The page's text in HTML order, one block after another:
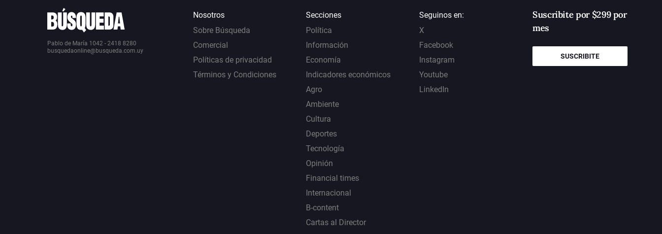
Pablo de María 1042 - 2418 8280
busquedaonline@busqueda.com.uy
Nosotros
Sobre Búsqueda
Comercial
Políticas de privacidad
Términos y Condiciones
Secciones
Política
Información
Economía
Indicadores económicos
Agro
Ambiente
Cultura
Deportes
Tecnología
Opinión
Financial times
Internacional
B-content
Cartas al Director
Seguinos en:
X
Facebook
Instagram
Youtube
LinkedIn
Suscribite por $299 por
mes
SUSCRIBITE